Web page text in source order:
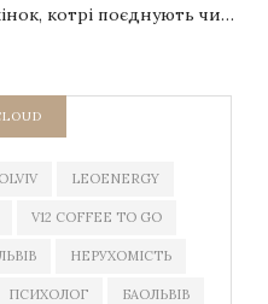
котрі поєднують чи…
LEOENERGY
V12 COFFEE TO GO
ЛЬВІВ НЕРУХОМІСТЬ
ПСИХОЛОГ БАОЛЬВІВ